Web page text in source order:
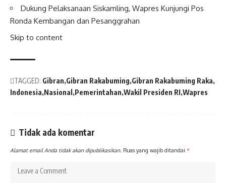
Dukung Pelaksanaan Siskamling, Wapres Kunjungi Pos
Ronda Kembangan dan Pesanggrahan
Skip to content
TAGGED: Gibran Gibran Rakabuming Gibran Rakabuming Raka
Indonesia Nasional Pemerintahan Wakil Presiden RI Wapres
Tidak ada komentar
Alamat email Anda tidak akan dipublikasikan. Ruas yang wajib ditandai *